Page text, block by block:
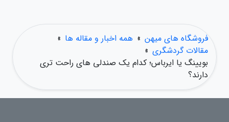
فروشگاه های میهن » همه اخبار و مقاله ها »
مقالات گردشگری »
بویینگ یا ایرباس؛ کدام یک صندلی های راحت تری
دارند؟